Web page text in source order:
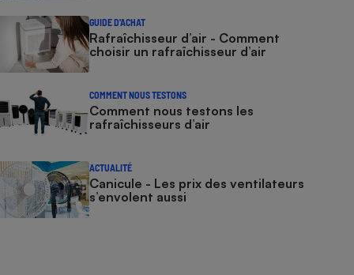
GUIDE D'ACHAT
Rafraîchisseur d’air - Comment
choisir un rafraîchisseur d’air
COMMENT NOUS TESTONS
Comment nous testons les
rafraîchisseurs d’air
ACTUALITÉ
Canicule - Les prix des ventilateurs
s’envolent aussi